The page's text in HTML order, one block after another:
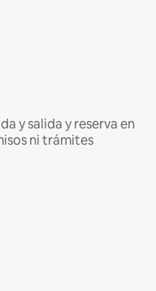
y salida y reserva en
ni trámites